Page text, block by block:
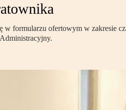
w formularzu ofertowym w zakresie